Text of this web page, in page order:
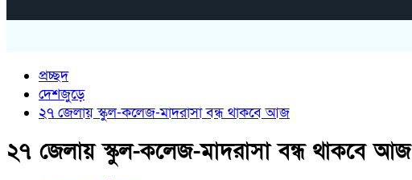
প্রচ্ছদ
দেশজুড়ে
২৭ জেলায় স্কুল-কলেজ-মাদরাসা বন্ধ থাকবে আজ
২৭ জেলায় স্কুল-কলেজ-মাদরাসা বন্ধ থাকবে আজ